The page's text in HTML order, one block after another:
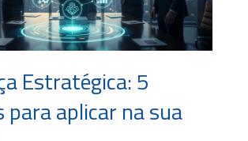
Estratégica: 5
para aplicar na sua